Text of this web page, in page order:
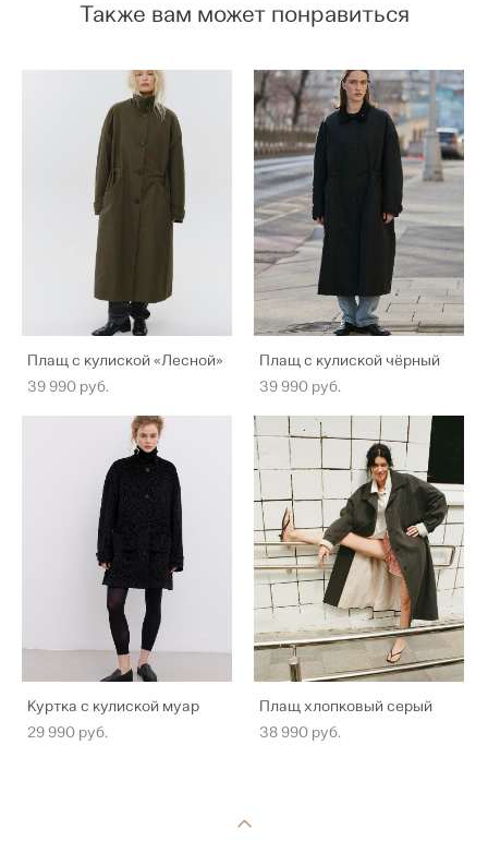
Также вам может понравиться
Плащ с кулиской «Лесной»
39 990 pуб.
Плащ с кулиской чёрный
39 990 pуб.
Куртка с кулиской муар
29 990 pуб.
Плащ хлопковый серый
38 990 pуб.